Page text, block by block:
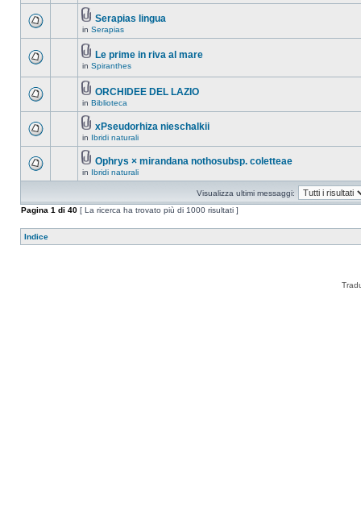
Serapias lingua
in Serapias
Le prime in riva al mare
in Spiranthes
ORCHIDEE DEL LAZIO
in Biblioteca
xPseudorhiza nieschalkii
in Ibridi naturali
Ophrys × mirandana nothosubsp. coletteae
in Ibridi naturali
Visualizza ultimi messaggi:
Pagina 1 di 40 [ La ricerca ha trovato più di 1000 risultati ]
Indice